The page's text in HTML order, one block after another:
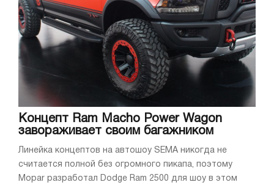
Концепт Ram Macho Power Wagon
завораживает своим багажником
Линейка концептов на автошоу SEMA никогда не
считается полной без огромного пикапа, поэтому
Mopar разработал Dodge Ram 2500 для шоу в этом